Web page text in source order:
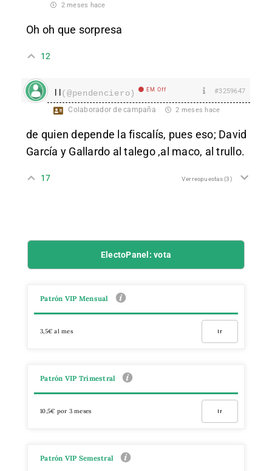
2 meses hace
Oh oh que sorpresa
12
l l(@pendenciero) EM Off #3259647
Colaborador de campaña 2 meses hace
de quien depende la fiscalís, pues eso; David
García y Gallardo al talego ,al maco, al trullo.
17 Ver respuestas(3)
ElectoPanel: vota
Patrón VIP Mensual
3,5€ al mes Ir
Patrón VIP Trimestral
10,5€ por 3 meses Ir
Patrón VIP Semestral